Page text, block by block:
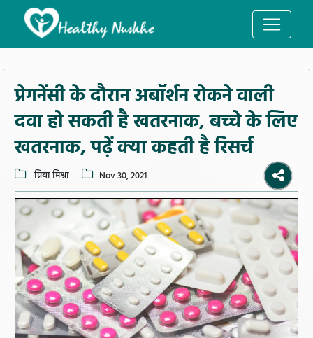
प्रेगनेंसी के दौरान अबॉर्शन रोकने वाली
दवा हो सकती है खतरनाक, बच्चे के लिए
खतरनाक, पढ़ें क्या कहती है रिसर्च
प्रिया मिश्रा Nov 30, 2021